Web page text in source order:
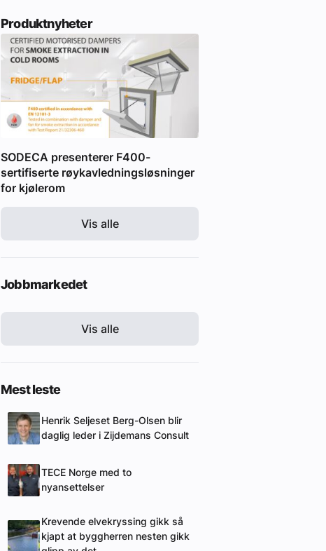
Produktnyheter
SODECA presenterer F400-
sertifiserte røykavledningsløsninger
for kjølerom
Vis alle
Jobbmarkedet
Vis alle
Mest leste
Henrik Seljeset Berg-Olsen blir
daglig leder i Zijdemans Consult
TECE Norge med to
nyansettelser
Krevende elvekryssing gikk så
kjapt at byggherren nesten gikk